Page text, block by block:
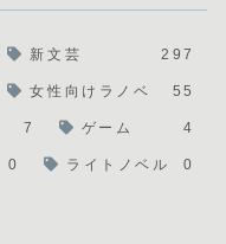
新文芸 297
女性向けラノベ 55
7 ゲーム 4
0 ライトノベル 0